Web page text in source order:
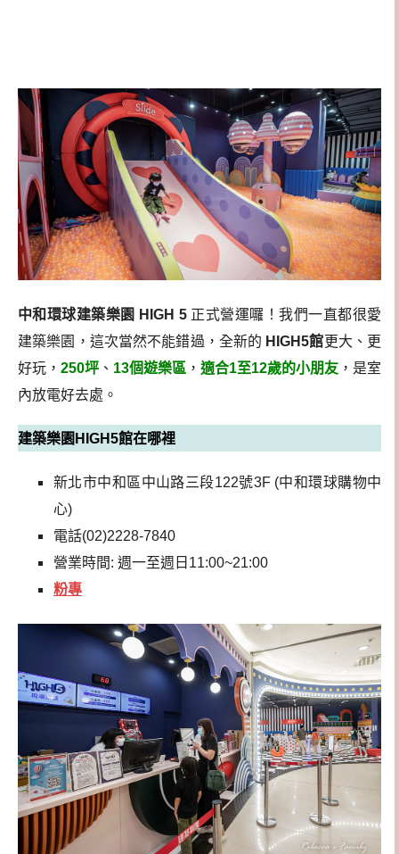
中和環球建築樂園 HIGH 5 正式營運囉！我們一直都很愛
建築樂園，這次當然不能錯過，全新的 HIGH5館更大、更
好玩， 250坪 、 13個遊樂區 ， 適合1至12歲的小朋友 ，是室
內放電好去處。
建築樂園HIGH5館在哪裡
新北市中和區中山路三段122號3F (中和環球購物中
心)
電話(02)2228-7840
營業時間: 週一至週日11:00~21:00
粉專